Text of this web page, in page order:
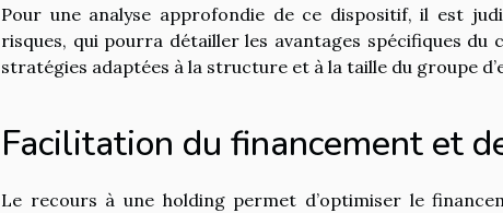
Pour une analyse approfondie de ce dispositif, il est
risques, qui pourra détailler les avantages spécifiques
stratégies adaptées à la structure et à la taille du groupe
Facilitation du financement et
Le recours à une holding permet d’optimiser le